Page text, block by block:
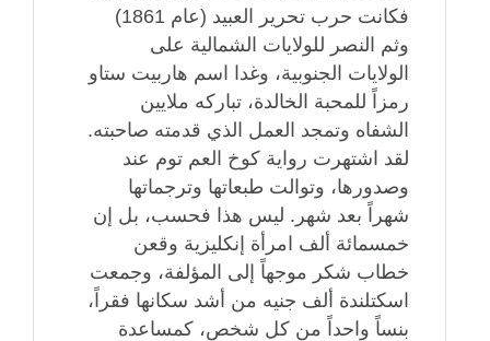
فكانت حرب تحرير العبيد (عام 1861)
وثم النصر للولايات الشمالية على
الولايات الجنوبية، وغدا اسم هاربيت ستاو
رمزاً للمحبة الخالدة، تباركه ملايين
الشفاه وتمجد العمل الذي قدمته صاحبته.
لقد اشتهرت رواية كوخ العم توم عند
وصدورها، وتوالت طبعاتها وترجماتها
شهراً بعد شهر. ليس هذا فحسب، بل إن
خمسمائة ألف امرأة إنكليزية وقعن
خطاب شكر موجهاً إلى المؤلفة، وجمعت
اسكتلندة ألف جنيه من أشد سكانها فقراً،
بنساً واحداً من كل شخص، كمساعدة